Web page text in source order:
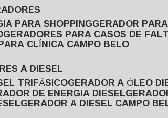
PARA SHOPPING GERADOR
GERADORES PARA CASOS DE
CLÍNICA CAMPO BELO
A DIESEL
TRIFÁSICO GERADOR A ÓLEO
DE ENERGIA DIESEL
GERADOR A DIESEL CAMPO